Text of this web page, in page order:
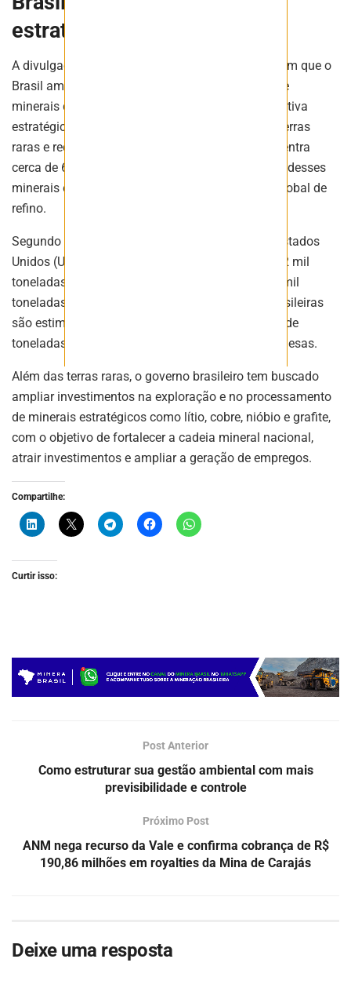
estratégica
A divulgação do estudo ocorre em um momento em que o
Brasil amplia sua importância na cadeia global de
minerais críticos. O país é visto como uma alternativa
estratégica para diversificar a oferta mundial de terras
raras e reduzir a dependência da China, que concentra
cerca de 69% da produção mundial de mineração desses
minerais e domina mais de 90% da capacidade global de
refino.
Segundo estimativas do Serviço Geológico dos Estados
Unidos (USGS), o Brasil deverá produzir cerca de 2 mil
toneladas de terras raras em 2025, frente às 270 mil
toneladas produzidas pela China. As reservas brasileiras
são estimadas em aproximadamente 11 milhões de
toneladas, ficando atrás apenas das reservas chinesas.
Além das terras raras, o governo brasileiro tem buscado
ampliar investimentos na exploração e no processamento
de minerais estratégicos como lítio, cobre, nióbio e grafite,
com o objetivo de fortalecer a cadeia mineral nacional,
atrair investimentos e ampliar a geração de empregos.
Compartilhe:
Curtir isso:
Post Anterior
Como estruturar sua gestão ambiental com mais
previsibilidade e controle
Próximo Post
ANM nega recurso da Vale e confirma cobrança de R$
190,86 milhões em royalties da Mina de Carajás
Deixe uma resposta